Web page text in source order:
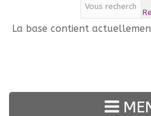
La base contient